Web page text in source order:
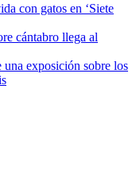
con gatos en ‘Siete
cántabro llega al
exposición sobre los